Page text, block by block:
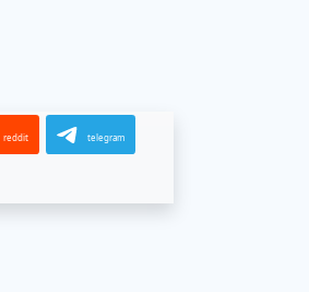
reddit telegram